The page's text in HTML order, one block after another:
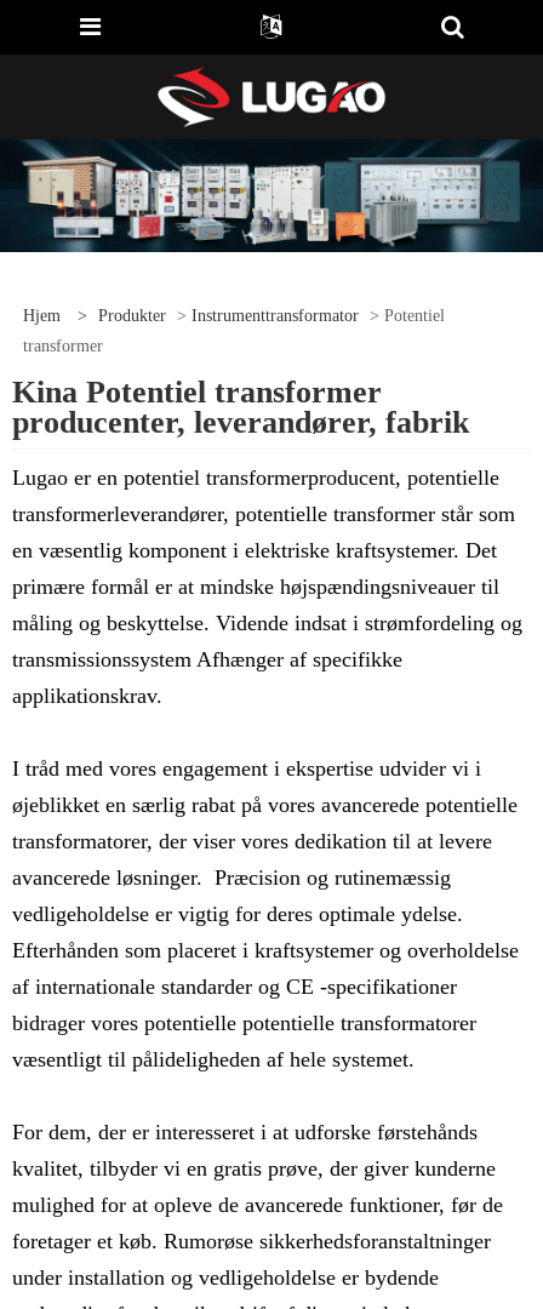
Hjem > Produkter > Instrumenttransformator
> Potentiel
transformer
Kina Potentiel transformer
producenter, leverandører, fabrik
Lugao er en potentiel transformerproducent, potentielle
transformerleverandører, potentielle transformer står som
en væsentlig komponent i elektriske kraftsystemer. Det
primære formål er at mindske højspændingsniveauer til
måling og beskyttelse. Vidende indsat i strømfordeling og
transmissionssystem Afhænger af specifikke
applikationskrav.
I tråd med vores engagement i ekspertise udvider vi i
øjeblikket en særlig rabat på vores avancerede potentielle
transformatorer, der viser vores dedikation til at levere
avancerede løsninger. Præcision og rutinemæssig
vedligeholdelse er vigtig for deres optimale ydelse.
Efterhånden som placeret i kraftsystemer og overholdelse
af internationale standarder og CE -specifikationer
bidrager vores potentielle potentielle transformatorer
væsentligt til pålideligheden af hele systemet.
For dem, der er interesseret i at udforske førstehånds
kvalitet, tilbyder vi en gratis prøve, der giver kunderne
mulighed for at opleve de avancerede funktioner, før de
foretager et køb. Rumorøse sikkerhedsforanstaltninger
under installation og vedligeholdelse er bydende